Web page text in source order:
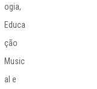
ogia,
Educa
ção
Music
al e